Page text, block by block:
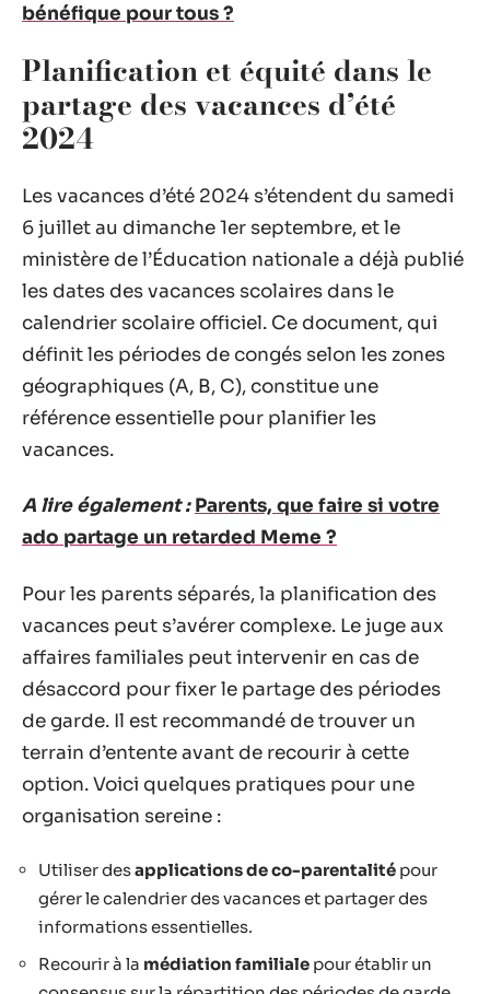
bénéfique pour tous ?
Planification et équité dans le
partage des vacances d’été
2024
Les vacances d’été 2024 s’étendent du samedi
6 juillet au dimanche 1er septembre, et le
ministère de l’Éducation nationale a déjà publié
les dates des vacances scolaires dans le
calendrier scolaire officiel. Ce document, qui
définit les périodes de congés selon les zones
géographiques (A, B, C), constitue une
référence essentielle pour planifier les
vacances.
A lire également : Parents, que faire si votre
ado partage un retarded Meme ?
Pour les parents séparés, la planification des
vacances peut s’avérer complexe. Le juge aux
affaires familiales peut intervenir en cas de
désaccord pour fixer le partage des périodes
de garde. Il est recommandé de trouver un
terrain d’entente avant de recourir à cette
option. Voici quelques pratiques pour une
organisation sereine :
Utiliser desapplications de co-parentalité pour
gérer le calendrier des vacances et partager des
informations essentielles.
Recourir à la médiation familiale pour établir un